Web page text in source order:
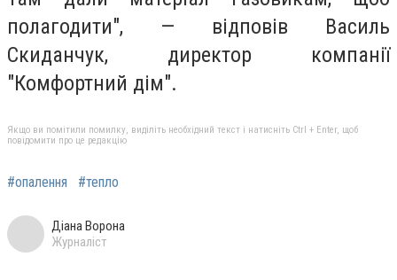
полагодити", — відповів Василь
Скиданчук, директор компанії
"Комфортний дім".
Якщо ви помітили помилку, виділіть необхідний текст і натисніть Ctrl + Enter, щоб
повідомити про це редакцію
#опалення #тепло
Діана Ворона
Журналіст